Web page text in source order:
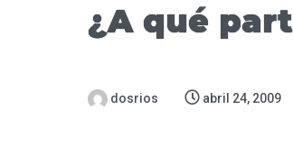
¿A qué
dosrios abril 24, 2009